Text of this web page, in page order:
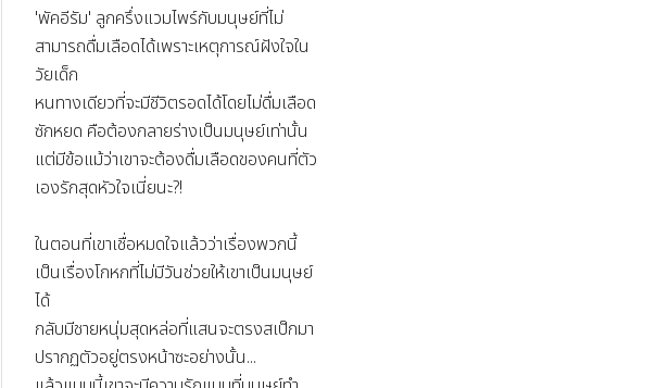
'พัคอีรัม' ลูกครึ่งแวมไพร์กับมนุษย์ที่ไม่
สามารถดื่มเลือดได้เพราะเหตุการณ์ฝังใจใน
วัยเด็ก
หนทางเดียวที่จะมีชีวิตรอดได้โดยไม่ดื่มเลือด
ซักหยด คือต้องกลายร่างเป็นมนุษย์เท่านั้น
แต่มีข้อแม้ว่าเขาจะต้องดื่มเลือดของคนที่ตัว
เองรักสุดหัวใจเนี่ยนะ?!
ในตอนที่เขาเชื่อหมดใจแล้วว่าเรื่องพวกนี้
เป็นเรื่องโกหกที่ไม่มีวันช่วยให้เขาเป็นมนุษย์
ได้
กลับมีชายหนุ่มสุดหล่อที่แสนจะตรงสเป็กมา
ปรากฏตัวอยู่ตรงหน้าซะอย่างนั้น...